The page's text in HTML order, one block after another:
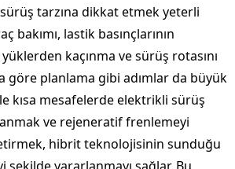
tarzına dikkat etmek yeterli
bakımı, lastik basınçlarının
kaçınma ve sürüş rotasını
planlama gibi adımlar da büyük
kısa mesafelerde elektrikli sürüş
ve rejeneratif frenlemeyi
hibrit teknolojisinin sunduğu